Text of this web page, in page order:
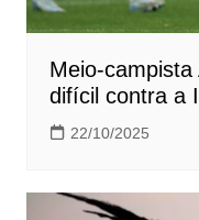
Meio-
difícil contra a
22/10/2025